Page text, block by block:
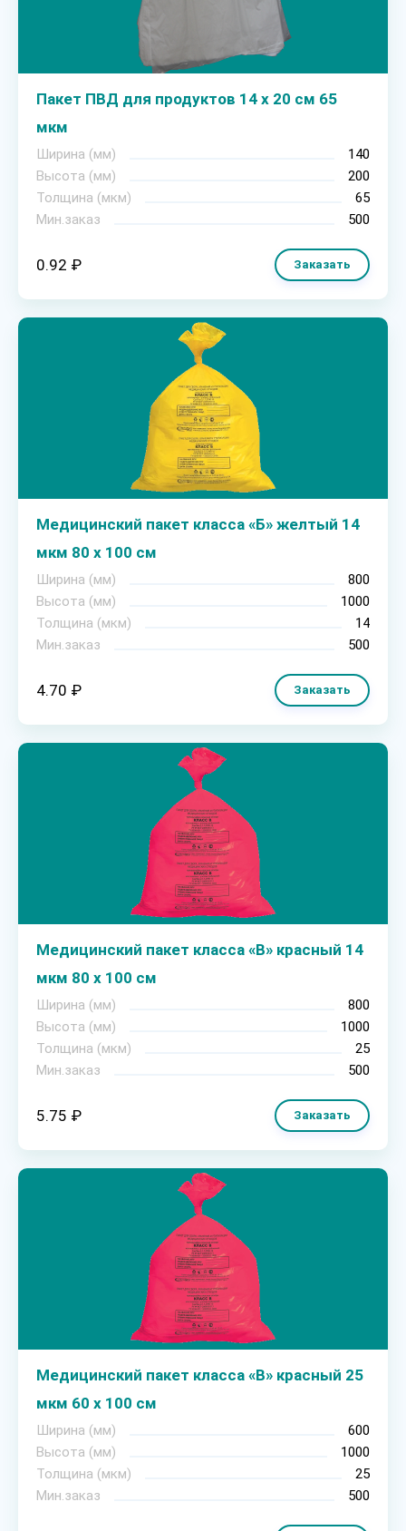
Пакет ПВД для продуктов 14 х 20 см 65
мкм
Ширина (мм)
140
Высота (мм)
200
Толщина (мкм)
65
Мин.заказ
500
0.92 ₽ Заказать
Медицинский пакет класса «Б» желтый 14
мкм 80 х 100 см
Ширина (мм)
800
Высота (мм)
1000
Толщина (мкм)
14
Мин.заказ
500
4.70 ₽ Заказать
Медицинский пакет класса «В» красный 14
мкм 80 х 100 см
Ширина (мм)
800
Высота (мм)
1000
Толщина (мкм)
25
Мин.заказ
500
5.75 ₽ Заказать
Медицинский пакет класса «В» красный 25
мкм 60 х 100 см
Ширина (мм)
600
Высота (мм)
1000
Толщина (мкм)
25
Мин.заказ
500